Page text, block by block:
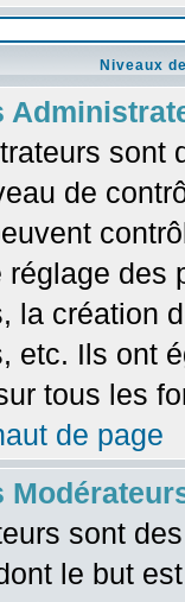
Niveaux
sont
de
réglage des
la création
etc. Ils ont
tous les
de page
sont
le but